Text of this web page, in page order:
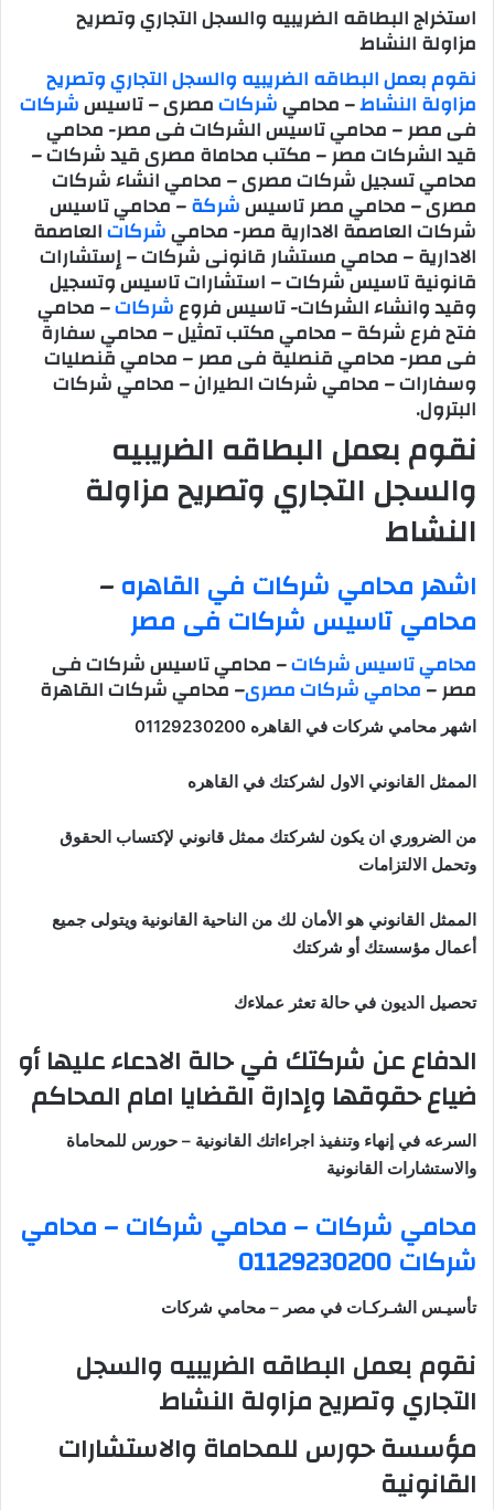
ر
ي
د
ا
إ
ل
ت
ر
ي
استخراج البطاقه الضريبيه والسجل التجاري وتصريح
مزاولة النشاط
نقوم بعمل البطاقه الضريبيه والسجل التجاري وتصريح
مزاولة النشاط– محاميشركاتمصرى – تاسيسشركات
فى مصر – محامي تاسيس الشركات فى مصر- محامي
قيد الشركات مصر – مكتب محاماة مصرى قيد شركات –
محامي تسجيل شركات مصرى – محامي انشاء شركات
مصرى – محامي مصر تاسيسشركة– محامي تاسيس
شركات العاصمة الادارية مصر- محاميشركاتالعاصمة
الادارية – محامي مستشار قانونى شركات – إستشارات
قانونية تاسيس شركات – استشارات تاسيس وتسجيل
وقيد وانشاء الشركات- تاسيس فروعشركات– محامي
فتح فرع شركة – محامي مكتب تمثيل – محامي سفارة
فى مصر- محامي قنصلية فى مصر – محامي قنصليات
وسفارات – محامي شركات الطيران – محامي شركات
البترول.
نقوم بعمل البطاقه الضريبيه
والسجل التجاري وتصريح مزاولة
النشاط
اشهر محامي شركات في القاهره–
محامي تاسيس شركات فى مصر
محامي تاسيس شركات– محامي تاسيس شركات فى
مصر –محامي شركات مصرى– محامي شركات القاهرة
اشهر محامي شركات في القاهره 01129230200
الممثل القانوني الاول لشركتك في القاهره
من الضروري ان يكون لشركتك ممثل قانوني لإكتساب الحقوق
وتحمل الالتزامات
الممثل القانوني هو الأمان لك من الناحية القانونية ويتولى جميع
أعمال مؤسستك أو شركتك
تحصيل الديون في حالة تعثر عملاءك
الدفاع عن شركتك في حالة الادعاء عليها أو
ضياع حقوقها وإدارة القضايا امام المحاكم
السرعه في إنهاء وتنفيذ اجراءاتك القانونية – حورس للمحاماة
والاستشارات القانونية
محامي شركات – محامي شركات – محامي
شركات 01129230200
تأسيـس الشـركـات في مصر – محامي شركات
نقوم بعمل البطاقه الضريبيه والسجل
التجاري وتصريح مزاولة النشاط
مؤسسة حورس للمحاماة والاستشارات
القانونية